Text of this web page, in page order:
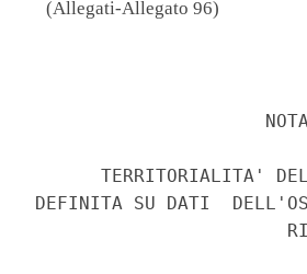
(Allegati-Allegato 96)
TERRITORIALITA'
DEFINITA SU DATI